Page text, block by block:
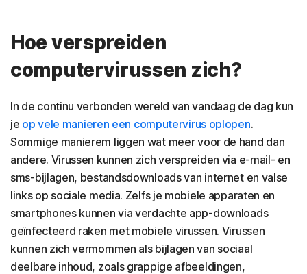
Hoe verspreiden
computervirussen zich?
In de continu verbonden wereld van vandaag de dag kun
je op vele manieren een computervirus oplopen.
Sommige manierem liggen wat meer voor de hand dan
andere. Virussen kunnen zich verspreiden via e-mail- en
sms-bijlagen, bestandsdownloads van internet en valse
links op sociale media. Zelfs je mobiele apparaten en
smartphones kunnen via verdachte app-downloads
geïnfecteerd raken met mobiele virussen. Virussen
kunnen zich vermommen als bijlagen van sociaal
deelbare inhoud, zoals grappige afbeeldingen,